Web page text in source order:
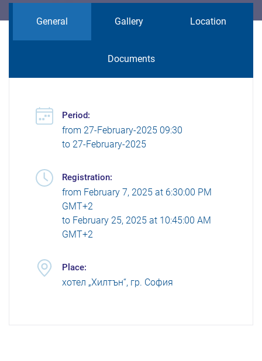
General Gallery Location
Documents
Period:
from 27-February-2025 09:30
to 27-February-2025
Registration:
from February 7, 2025 at 6:30:00 PM
GMT+2
to February 25, 2025 at 10:45:00 AM
GMT+2
Place:
хотел „Хилтън“, гр. София